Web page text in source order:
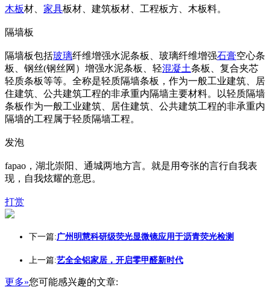
木板材、 家具板材、建筑板材、工程板方、木板料。
隔墙板
隔墙板包括玻璃纤维增强水泥条板、玻璃纤维增强石膏空心条
板、钢丝(钢丝网）增强水泥条板、轻混凝土条板、复合夹芯
轻质条板等等。全称是轻质隔墙条板，作为一般工业建筑、居
住建筑、公共建筑工程的非承重内隔墙主要材料。以轻质隔墙
条板作为一般工业建筑、居住建筑、公共建筑工程的非承重内
隔墙的工程属于轻质隔墙工程。
发泡
fapao，湖北崇阳、通城两地方言。就是用夸张的言行自我表
现，自我炫耀的意思。
打赏
下一篇:广州明慧科研级荧光显微镜应用于沥青荧光检测
上一篇:艺全全铝家居，开启零甲醛新时代
更多»您可能感兴趣的文章: